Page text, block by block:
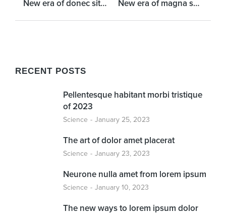
New era of donec sit amet sodales ipsum fermentum New era of magna sapien ristique senectus dolor
RECENT POSTS
Pellentesque habitant morbi tristique
of 2023
Science January 25, 2023
The art of dolor amet placerat
Science January 23, 2023
Neurone nulla amet from lorem ipsum
Science January 10, 2023
The new ways to lorem ipsum dolor